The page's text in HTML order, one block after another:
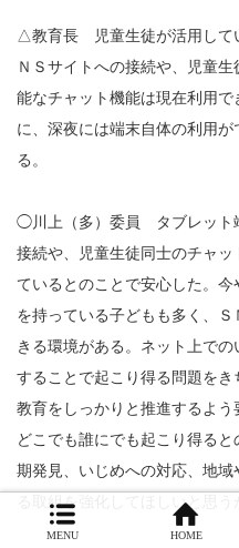
△教育長 児童生徒が活用して
ＮＳサイトへの接続や、児童
能なチャット機能は現在利用
に、深夜には端末自体の利用
る。
◯川上（多）委員 タブレット
接続や、児童生徒同士のチャ
ているとのことで安心した。
を持っている子どもも多く、
きる環境がある。ネット上で
することで起こり得る問題を
教育をしっかりと推進するよ
どこでも誰にでも起こり得る
期発見、いじめへの対応、地
る取組を強化してほしいと思う
MENU HOME